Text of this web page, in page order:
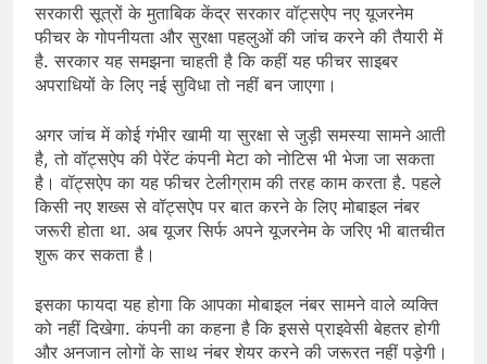
सरकारी सूत्रों के मुताबिक केंद्र सरकार वॉट्सऐप नए यूजरनेम
फीचर के गोपनीयता और सुरक्षा पहलुओं की जांच करने की तैयारी में
है. सरकार यह समझना चाहती है कि कहीं यह फीचर साइबर
अपराधियों के लिए नई सुविधा तो नहीं बन जाएगा।
अगर जांच में कोई गंभीर खामी या सुरक्षा से जुड़ी समस्या सामने आती
है, तो वॉट्सऐप की पेरेंट कंपनी मेटा को नोटिस भी भेजा जा सकता
है। वॉट्सऐप का यह फीचर टेलीग्राम की तरह काम करता है. पहले
किसी नए शख्स से वॉट्सऐप पर बात करने के लिए मोबाइल नंबर
जरूरी होता था. अब यूजर सिर्फ अपने यूजरनेम के जरिए भी बातचीत
शुरू कर सकता है।
इसका फायदा यह होगा कि आपका मोबाइल नंबर सामने वाले व्यक्ति
को नहीं दिखेगा. कंपनी का कहना है कि इससे प्राइवेसी बेहतर होगी
और अनजान लोगों के साथ नंबर शेयर करने की जरूरत नहीं पड़ेगी।